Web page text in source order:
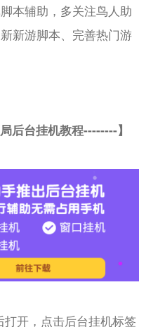
本辅助，多关注鸟人助
新游脚本、完善热门游
后台挂机教程--------】
开，点击后台挂机标签